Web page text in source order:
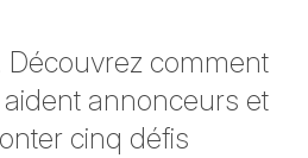
Découvrez comment
annonceurs et
cinq défis